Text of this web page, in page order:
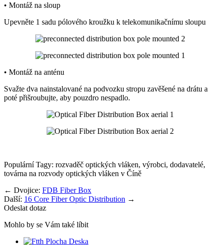
• Montáž na sloup
Upevněte 1 sadu pólového kroužku k telekomunikačnímu sloupu
• Montáž na anténu
Svažte dva nainstalované na podvozku stropu zavěšené na drátu a
poté přišroubujte, aby pouzdro nespadlo.
Populární Tagy: rozvaděč optických vláken, výrobci, dodavatelé,
továrna na rozvody optických vláken v Číně
← Dvojice: FDB Fiber Box
Další: 16 Core Fiber Optic Distribution →
Odeslat dotaz
Mohlo by se Vám také líbit